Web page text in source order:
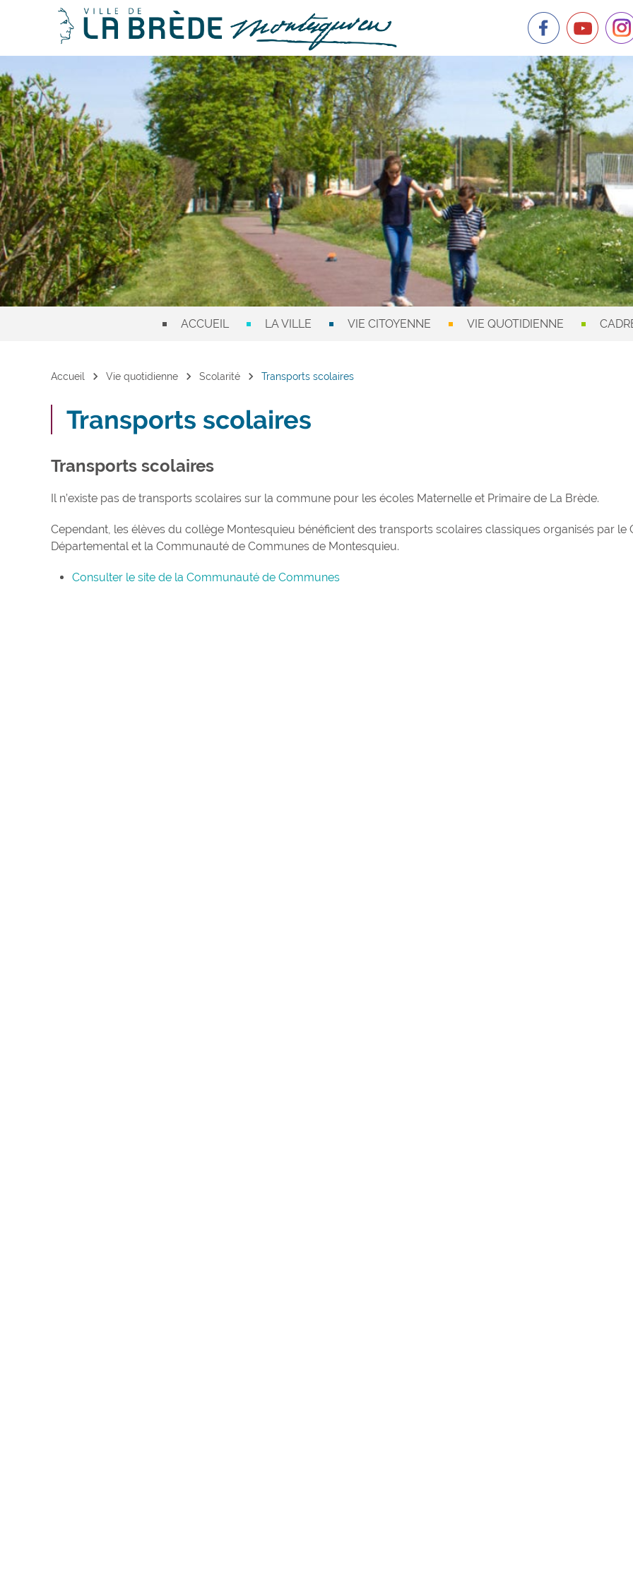
ACCUEIL LA VILLE VIE CITOYENNE VIE QUOTIDIENNE
Accueil chevron_right Vie quotidienne chevron_right Scolarité chevron_right Transports scolaires
Transports scolaires
Transports scolaires
Il n’existe pas de transports scolaires sur la commune pour les écoles Maternelle et Primaire de La Brède.
Cependant, les élèves du collège Montesquieu bénéficient des transports scolaires classiques organisés par le
Départemental et la Communauté de Communes de Montesquieu.
Consulter le site de la Communauté de Communes